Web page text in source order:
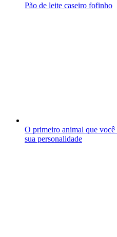
Pão de leite caseiro fofinho
O primeiro animal que
sua personalidade